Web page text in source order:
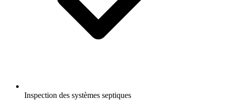
Inspection des systèmes septiques